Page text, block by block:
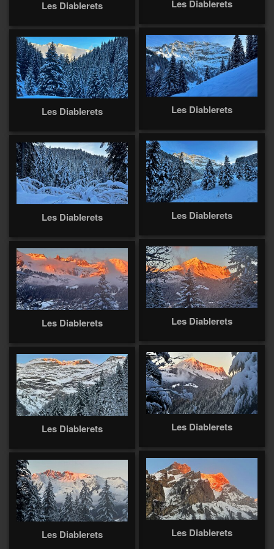
Les Diablerets
Les Diablerets
Les Diablerets
Les Diablerets
Les Diablerets
Les Diablerets
Les Diablerets
Les Diablerets
Les Diablerets
Les Diablerets
Les Diablerets
Les Diablerets